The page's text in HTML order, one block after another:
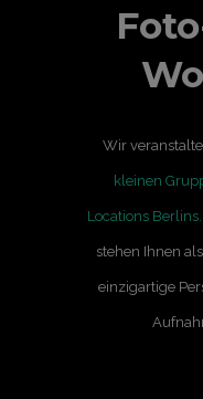
Wir
kleinen
Locations Berlins.
stehen Ihnen
einzigartige